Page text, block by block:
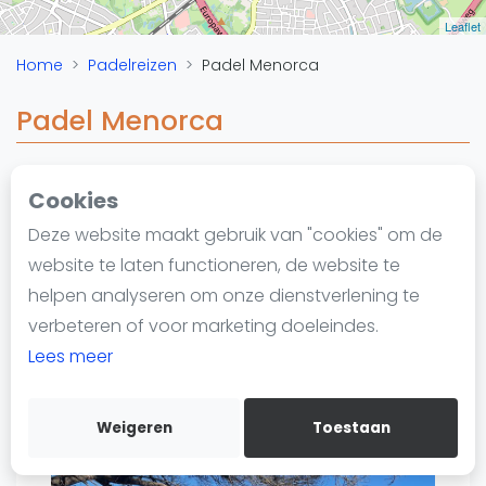
Cookies
Deze website maakt gebruik van "cookies" om de
website te laten functioneren, de website te
helpen analyseren om onze dienstverlening te
verbeteren of voor marketing doeleindes.
Lees meer
Weigeren Toestaan
Nieuws
Blog artikelen
Vragen over padel
Overige
Informatie
Over ons
Contact
Adverteren
Insights
WhatsApp
Join WhatsApp Community
Leaflet
Home Padelreizen Padel Menorca
Padel Menorca
Reisorganisatie
Urbanisation Son Parc s/n
07740Es Mercadal
Website